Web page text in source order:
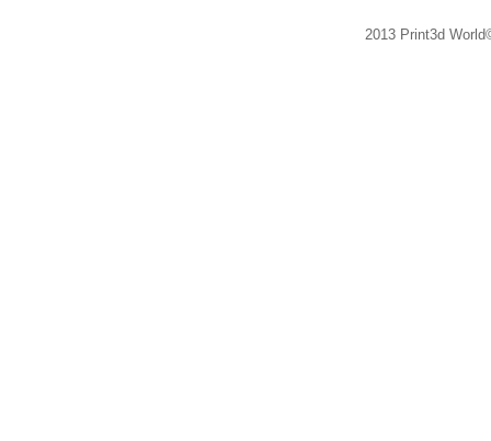
2013 Print3d